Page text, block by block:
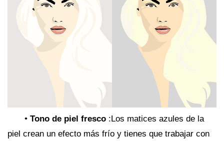
• Tono de piel fresco :Los matices azules de la
piel crean un efecto más frío y tienes que trabajar con